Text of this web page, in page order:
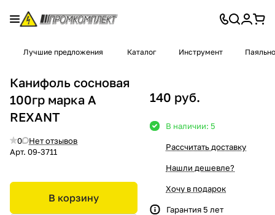
Лучшие предложения Каталог Инструмент
Канифоль сосновая
100гр марка А
REXANT
0
Нет отзывов
Арт. 09-3711
В корзину
140 руб.
В наличии: 5
Рассчитать доставку
Нашли дешевле?
Хочу в подарок
Гарантия 5 лет